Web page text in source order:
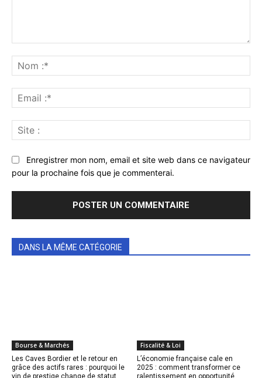
:*
:*
:
Enregistrer mon nom, email et site web dans ce navigateur
pour la prochaine fois que je commenterai.
DANS LA MÊME CATÉGORIE
Bourse & Marchés
Les Caves Bordier et le retour en
grâce des actifs rares : pourquoi le
Fiscalité & Loi
L’économie française cale en
2025 : comment transformer ce